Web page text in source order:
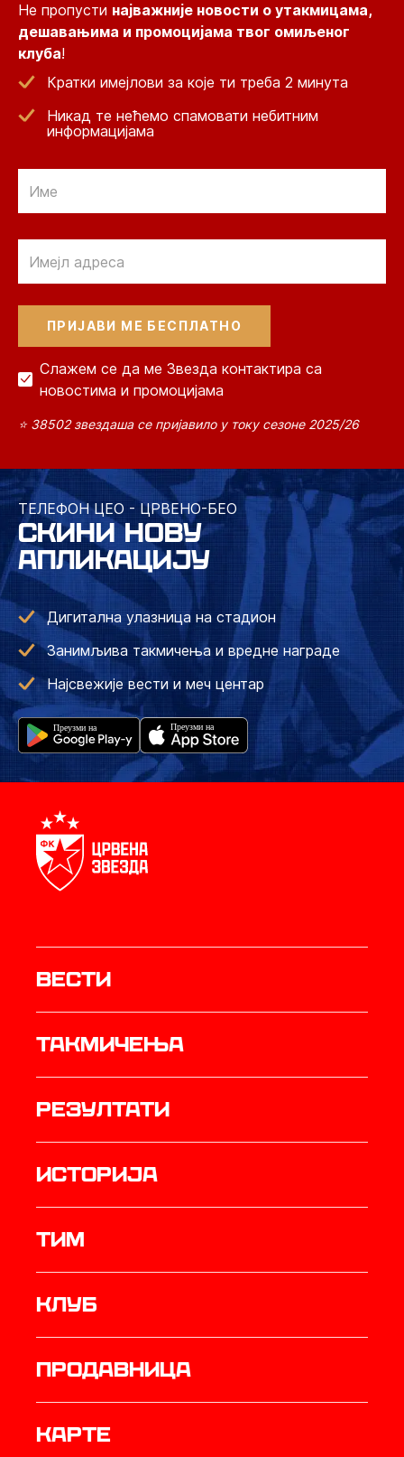
Не пропусти најважније новости о утакмицама,
дешавањима и промоцијама твог омиљеног
клуба!
Кратки имејлови за које ти треба 2 минута
Никад те нећемо спамовати небитним
информацијама
Слажем се да ме Звезда контактира са
новостима и промоцијама
⭐ 38502 звездаша се пријавило у току сезоне 2025/26
ТЕЛЕФОН ЦЕО - ЦРВЕНО-БЕО
СКИНИ НОВУ
АПЛИКАЦИЈУ
Дигитална улазница на стадион
Занимљива такмичења и вредне награде
Најсвежије вести и меч центар
Вести
Такмичења
резултати
историја
ТИМ
Клуб
продавница
Карте